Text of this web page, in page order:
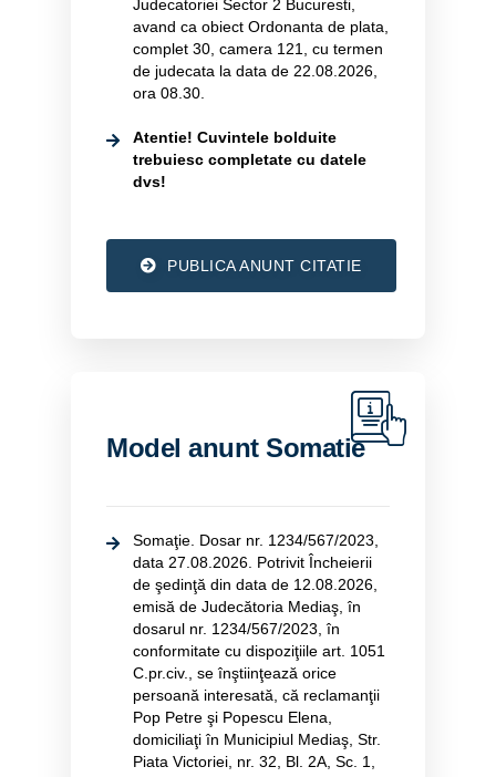
Judecatoriei Sector 2 Bucuresti,
avand ca obiect Ordonanta de plata,
complet 30, camera 121, cu termen
de judecata la data de 22.08.2026,
ora 08.30.
Atentie! Cuvintele bolduite
trebuiesc completate cu datele
dvs!
PUBLICA ANUNT CITATIE
Model anunt Somatie
Somaţie. Dosar nr. 1234/567/2023,
data 27.08.2026. Potrivit Încheierii
de şedinţă din data de 12.08.2026,
emisă de Judecătoria Mediaş, în
dosarul nr. 1234/567/2023, în
conformitate cu dispoziţiile art. 1051
C.pr.civ., se înştiinţează orice
persoană interesată, că reclamanţii
Pop Petre şi Popescu Elena,
domiciliaţi în Municipiul Mediaş, Str.
Piata Victoriei, nr. 32, Bl. 2A, Sc. 1,